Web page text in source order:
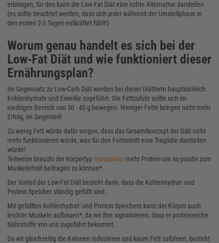
erbringen, für den kann die Low-Fat Diät eine echte Alternative darstellen
(es sollte beachtet werden, dass sich jeder während der Umstellphase in
den ersten 2-3 Tagen entkräftet fühlt!)
Worum genau handelt es sich bei der
Low-Fat Diät und wie funktioniert dieser
Ernährungsplan?
Im Gegensatz zu Low-Carb Diät werden bei dieser Diätform hauptsächlich
Kohlenhydrate und Eiweiße zugeführt. Die Fettzufuhr sollte sich im
niedrigen Bereich von 30 - 40 g bewegen. Weniger Fette bringen nicht mehr
Erfolg, im Gegenteil!
Zu wenig Fett würde dafür sorgen, dass das Gesamtkonzept der Diät nicht
mehr funktionieren würde, was für den Fortschritt eine Tragödie darstellen
würde!
Teilweise braucht der Körpertyp Hardgainer mehr Protein um so positiv zum
Muskelerhalt beitragen zu können*.
Der Vorteil der Low-Fat Diät besteht darin, dass die Kohlenhydrat- und
Protein Speicher ständig gefüllt sind.
Mit gefüllten Kohlenhydrat- und Protein Speichern kann der Körper auch
leichter Muskeln aufbauen*, da wir ihm signalisieren, dass er proteinreiche
Nährstoffe von uns zugeführt bekommt.
Da wir gleichzeitig die Kalorien reduzieren und kaum Fett zuführen, besteht